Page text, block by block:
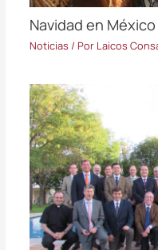
Navidad en México
Noticias / Por Laicos